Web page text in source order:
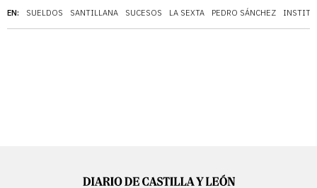
EN: SUELDOS SANTILLANA SUCESOS LA SEXTA PEDRO SÁNCHEZ